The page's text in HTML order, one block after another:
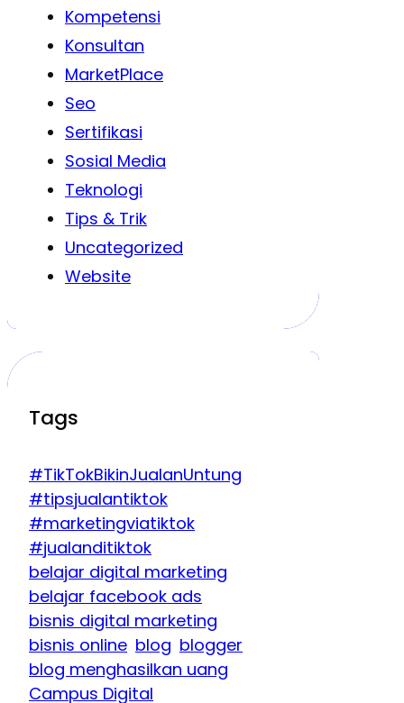
Kompetensi
Konsultan
MarketPlace
Seo
Sertifikasi
Sosial Media
Teknologi
Tips & Trik
Uncategorized
Website
Tags
#TikTokBikinJualanUntung
#tipsjualantiktok
#marketingviatiktok
#jualanditiktok
belajar digital marketing
belajar facebook ads
bisnis digital marketing
bisnis online blog blogger
blog menghasilkan uang
Campus Digital